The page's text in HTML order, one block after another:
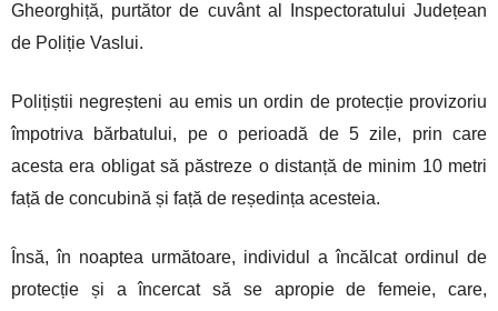
Gheorghiță, purtător de cuvânt al Inspectoratului Județean
de Poliție Vaslui.
Polițiștii negreșteni au emis un ordin de protecție provizoriu
împotriva bărbatului, pe o perioadă de 5 zile, prin care
acesta era obligat să păstreze o distanță de minim 10 metri
față de concubină și față de reședința acesteia.
Însă, în noaptea următoare, individul a încălcat ordinul de
protecție și a încercat să se apropie de femeie, care,